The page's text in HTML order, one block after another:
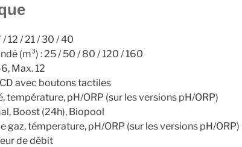
12 / 21 / 30 / 40
(m³) : 25 / 50 / 80 / 120 / 160
Max. 12
avec boutons tactiles
température, pH/ORP (sur les versions pH/ORP)
Boost (24h), Biopool
gaz, témperature, pH/ORP (sur les versions pH/ORP)
de débit